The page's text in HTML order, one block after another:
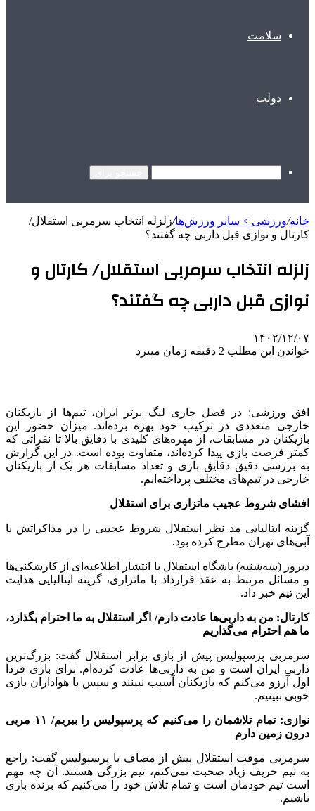
سلامت
دولت
خانه/ورزشی > سایر ورزش‌ها/زلزله انتخاب سرمربی استقلال/
کارتال و نوازی قبل داربی چه گفتند؟
زلزله انتخاب سرمربی استقلال/ کارتال و
نوازی قبل داربی چه گفتند؟
۱۴۰۲/۱۲/۰۷
خواندن این مطلب 2 دقیقه زمان میبرد
افق ورزشی: در فصل جاری لیگ برتر ایران، تیم‌ها از بازیکنان
خارجی متعددی در ترکیب خود بهره برده‌اند. میزان حضور این
بازیکنان در مسابقات، از مهره‌های کلیدی با دقایق بالا تا نفراتی که
کمتر فرصت بازی پیدا کرده‌اند، متفاوت بوده است. در این گزارش
به بررسی دقیق دقایق بازی و تعداد مسابقات هر یک از بازیکنان
خارجی در تیم‌های مختلف پرداخته‌ایم.
افشای شروط عجیب ماتزاری برای استقلال
گزینه ایتالیایی مد نظر استقلال شروط عجیبی را در مذاکراتش با
آبی‌های تهران مطرح کرده بود.
دیروز (سه‌شنبه) باشگاه استقلال با انتشار اطلاعیه‌ای از کارشکنی‌ها
و مسائل مرتبط به عقد قرارداد با ماتزاری، گزینه ایتالیایی هدایت
این تیم خبر داد.
کارتال: من به داربی‌ها عادت دارم/ اگر استقلال به ما احترام بگذارد،
ما هم احترام می‌گذاریم
سرمربی پرسپولیس پیش از بازی برابر استقلال گفت: بزرگ‌ترین
داربی ایران است و من به داربی‌ها عادت کرده‌ام. برای بازی فردا
اول آرزو می‌کنم که بازیکنان آسیب نبینند و سپس با هواداران بازی
خوبی ببینیم.
نوازی: تمام تلاشمان را می‌کنیم که پرسپولیس را ببریم/ ۱۱ مربی
درون زمین دارم
سرمربی موقت استقلال پیش از مصاف با پرسپولیس گفت: راجع
به تیم حریف زیاد صحبت نمی‌کنم، تیم بزرگی هستند. آن چه مهم
است تیم خودمان است و تمام تلاش خود را می‌کنیم که برنده بازی
باشیم.